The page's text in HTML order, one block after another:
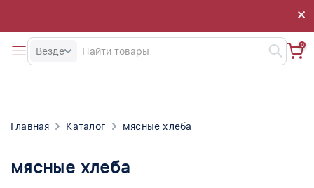
×
×
Везде
0
Главная Каталог мясные хлеба
мясные хлеба